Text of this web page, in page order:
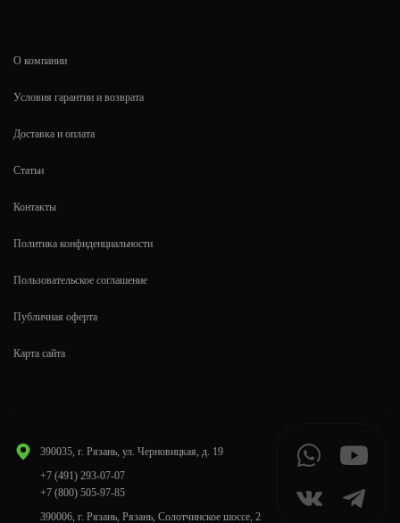
390035, г. Рязань, ул. Черновицкая, д. 19
+7 (491) 293-07-07
+7 (800) 505-97-85
390006, г. Рязань, Рязань, Солотчинское шоссе, 2
О компании
Условия гарантии и возврата
Доставка и оплата
Статьи
Контакты
Политика конфиденциальности
Пользовательское соглашение
Публичная оферта
Карта сайта